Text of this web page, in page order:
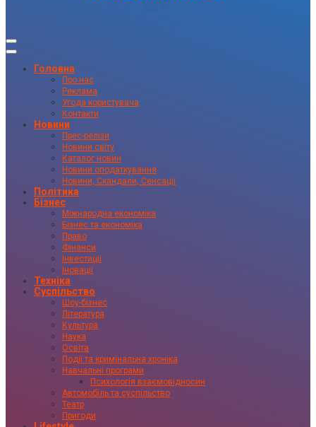
Головна
Про нас
Реклама
Угода користувача
Контакти
Новини
Прес-релізи
Новини світу
Каталог новин
Новини оподаткування
Новини, Скандали, Сенсації
Політика
Бізнес
Міжнародна економіка
Бізнес та економіка
Право
Фінанси
Інвестиції
Іновації
Техніка
Суспільство
Шоу-бізнес
Література
Культура
Наука
Освіта
Події та кримінальна хроніка
Навчальні програми
Психологія взаємовідносин
Автомобіль та суспільство
Театр
Пригоди